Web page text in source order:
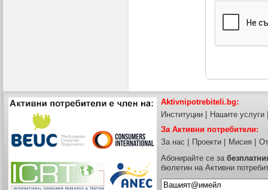
Aktivnipotrebiteli.bg:
Институции
Нашите услуги
За Активни потребители:
За нас
Проекти Мисия
Абонирайте се за
бюлетин на Активни